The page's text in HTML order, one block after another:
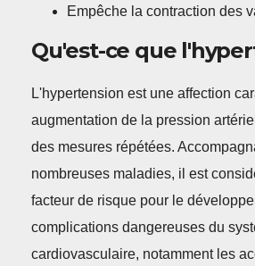
Empêche la contraction des
Qu'est-ce que
L'hypertension est une affection
augmentation de la pression
des mesures répétées.
nombreuses maladies, il est
facteur de risque pour le
complications dangereuses du
cardiovasculaire, notamment les